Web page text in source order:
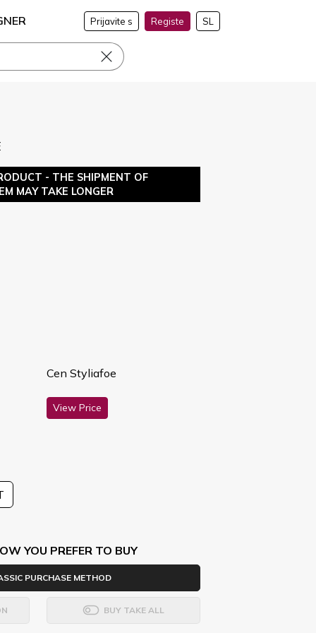
Prijavite s Registe SL
- THE SHIPMENT OF
MAY TAKE LONGER
Cen Styliafoe
View Price
YOU PREFER TO BUY
PURCHASE METHOD
BUY TAKE ALL